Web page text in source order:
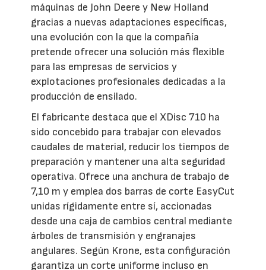
máquinas de John Deere y New Holland
gracias a nuevas adaptaciones específicas,
una evolución con la que la compañía
pretende ofrecer una solución más flexible
para las empresas de servicios y
explotaciones profesionales dedicadas a la
producción de ensilado.
El fabricante destaca que el XDisc 710 ha
sido concebido para trabajar con elevados
caudales de material, reducir los tiempos de
preparación y mantener una alta seguridad
operativa. Ofrece una anchura de trabajo de
7,10 m y emplea dos barras de corte EasyCut
unidas rígidamente entre sí, accionadas
desde una caja de cambios central mediante
árboles de transmisión y engranajes
angulares. Según Krone, esta configuración
garantiza un corte uniforme incluso en